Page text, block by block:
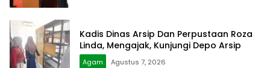
Kadis Dinas Arsip Dan Perpustaan Roza
Linda, Mengajak, Kunjungi Depo Arsip
Agam Agustus 7, 2026